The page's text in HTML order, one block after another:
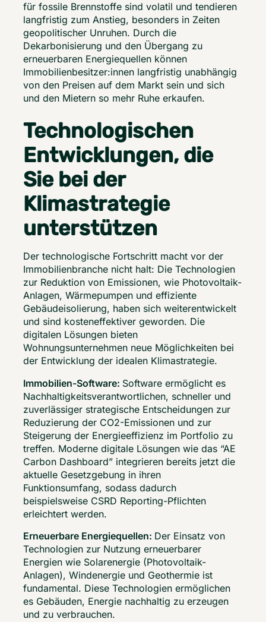
für fossile Brennstoffe sind volatil und tendieren
langfristig zum Anstieg, besonders in Zeiten
geopolitischer Unruhen. Durch die
Dekarbonisierung und den Übergang zu
erneuerbaren Energiequellen können
Immobilienbesitzer:innen langfristig unabhängig
von den Preisen auf dem Markt sein und sich
und den Mietern so mehr Ruhe erkaufen.
Technologischen
Entwicklungen, die
Sie bei der
Klimastrategie
unterstützen
Der technologische Fortschritt macht vor der
Immobilienbranche nicht halt: Die Technologien
zur Reduktion von Emissionen, wie Photovoltaik-
Anlagen, Wärmepumpen und effiziente
Gebäudeisolierung, haben sich weiterentwickelt
und sind kosteneffektiver geworden. Die
digitalen Lösungen bieten
Wohnungsunternehmen neue Möglichkeiten bei
der Entwicklung der idealen Klimastrategie.
Immobilien-Software: Software ermöglicht es
Nachhaltigkeitsverantwortlichen, schneller und
zuverlässiger strategische Entscheidungen zur
Reduzierung der CO2-Emissionen und zur
Steigerung der Energieeffizienz im Portfolio zu
treffen. Moderne digitale Lösungen wie das “AE
Carbon Dashboard” integrieren bereits jetzt die
aktuelle Gesetzgebung in ihren
Funktionsumfang, sodass dadurch
beispielsweise CSRD Reporting-Pflichten
erleichtert werden.
Erneuerbare Energiequellen: Der Einsatz von
Technologien zur Nutzung erneuerbarer
Energien wie Solarenergie (Photovoltaik-
Anlagen), Windenergie und Geothermie ist
fundamental. Diese Technologien ermöglichen
es Gebäuden, Energie nachhaltig zu erzeugen
und zu verbrauchen.